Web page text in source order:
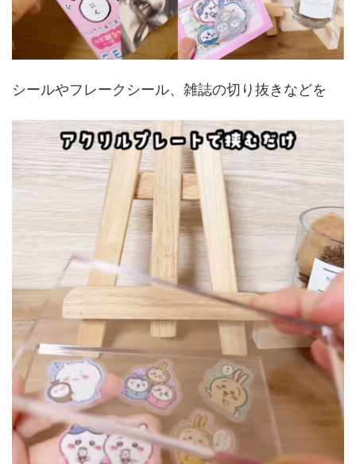
シールやフレークシール、雑誌の切り抜きなどを